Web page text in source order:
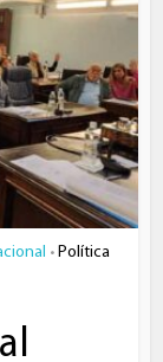
• Política